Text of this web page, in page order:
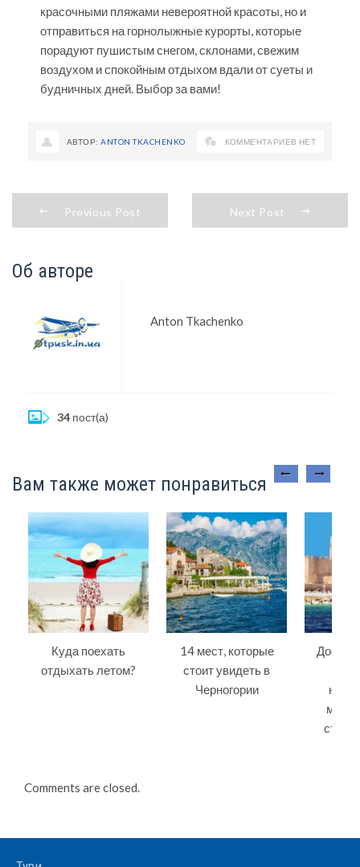
красочными пляжами невероятной красоты, но и
отправиться на горнолыжные курорты, которые
порадуют пушистым снегом, склонами, свежим
воздухом и спокойным отдыхом вдали от суеты и
будничных дней. Выбор за вами!
АВТОР:ANTON TKACHENKO КОММЕНТАРИЕВ НЕТ
Previous Post Next Post
Об авторе
Anton Tkachenko
34 пост(а)
Вам также может понравиться
Куда поехать
отдыхать летом?
14 мест, которые
стоит увидеть в
Черногории
мест,
стоит
Comments are closed.